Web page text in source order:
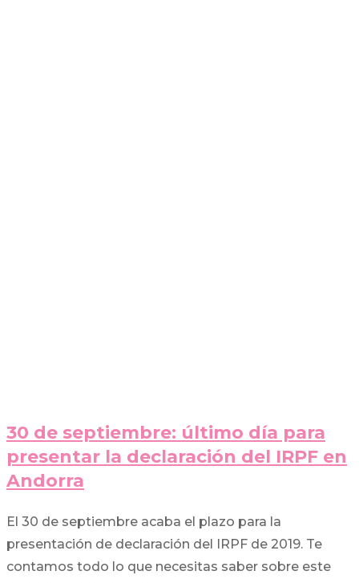
30 de septiembre: último día para
presentar la declaración del IRPF en
Andorra
El 30 de septiembre acaba el plazo para la
presentación de declaración del IRPF de 2019. Te
contamos todo lo que necesitas saber sobre este